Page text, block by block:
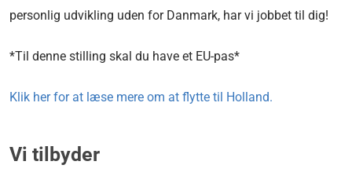
personlig udvikling uden for Danmark, har vi jobbet til dig!
*Til denne stilling skal du have et EU-pas*
Klik her for at læse mere om at flytte til Holland.
Vi tilbyder